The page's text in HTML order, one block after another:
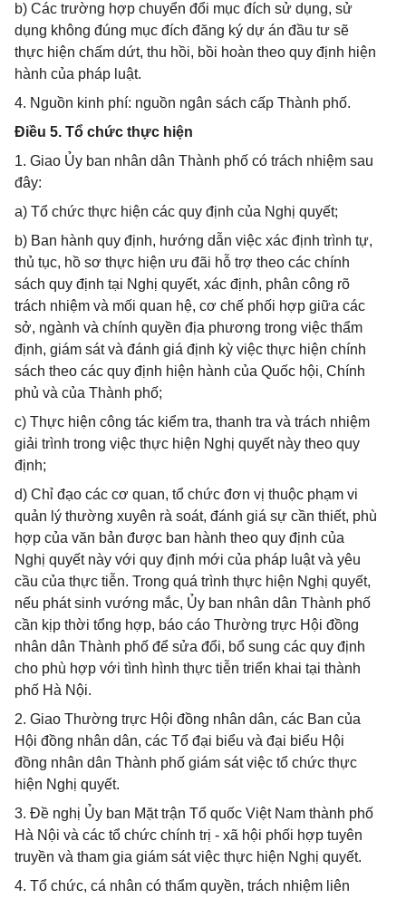
b) Các trường hợp chuyển đổi mục đích sử dụng, sử
dụng không đúng mục đích đăng ký dự án đầu tư sẽ
thực hiện chấm dứt, thu hồi, bồi hoàn theo quy định hiện
hành của pháp luật.
4. Nguồn kinh phí: nguồn ngân sách cấp Thành phố.
Điều 5. Tổ chức thực hiện
1. Giao Ủy ban nhân dân Thành phố có trách nhiệm sau
đây:
a) Tổ chức thực hiện các quy định của Nghị quyết;
b) Ban hành quy định, hướng dẫn việc xác định trình tự,
thủ tục, hồ sơ thực hiện ưu đãi hỗ trợ theo các chính
sách quy định tại Nghị quyết, xác định, phân công rõ
trách nhiệm và mối quan hệ, cơ chế phối hợp giữa các
sở, ngành và chính quyền địa phương trong việc thẩm
định, giám sát và đánh giá định kỳ việc thực hiện chính
sách theo các quy định hiện hành của Quốc hội, Chính
phủ và của Thành phố;
c) Thực hiện công tác kiểm tra, thanh tra và trách nhiệm
giải trình trong việc thực hiện Nghị quyết này theo quy
định;
d) Chỉ đạo các cơ quan, tổ chức đơn vị thuộc phạm vi
quản lý thường xuyên rà soát, đánh giá sự cần thiết, phù
hợp của văn bản được ban hành theo quy định của
Nghị quyết này với quy định mới của pháp luật và yêu
cầu của thực tiễn. Trong quá trình thực hiện Nghị quyết,
nếu phát sinh vướng mắc, Ủy ban nhân dân Thành phố
cần kịp thời tổng hợp, báo cáo Thường trực Hội đồng
nhân dân Thành phố để sửa đổi, bổ sung các quy định
cho phù hợp với tình hình thực tiễn triển khai tại thành
phố Hà Nội.
2. Giao Thường trực Hội đồng nhân dân, các Ban của
Hội đồng nhân dân, các Tổ đại biểu và đại biểu Hội
đồng nhân dân Thành phố giám sát việc tổ chức thực
hiện Nghị quyết.
3. Đề nghị Ủy ban Mặt trận Tổ quốc Việt Nam thành phố
Hà Nội và các tổ chức chính trị - xã hội phối hợp tuyên
truyền và tham gia giám sát việc thực hiện Nghị quyết.
4. Tổ chức, cá nhân có thẩm quyền, trách nhiệm liên